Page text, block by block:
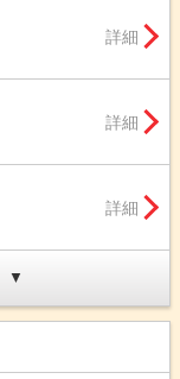
詳細
詳細
詳細